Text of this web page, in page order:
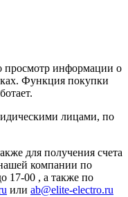
просмотр информации о
Функция покупки
лицами, по
для получения счета
компании по
17-00 , а также по
или ab@elite-electro.ru